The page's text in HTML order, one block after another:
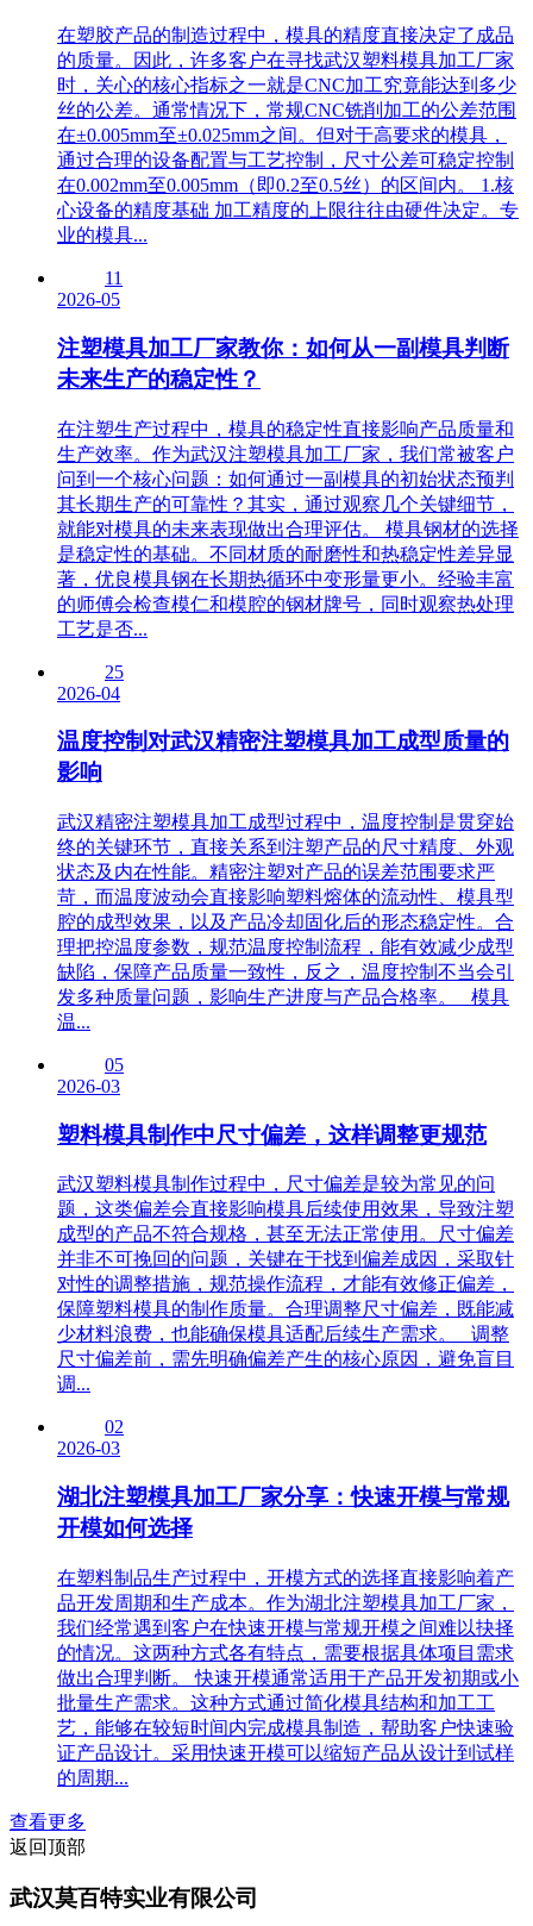
在塑胶产品的制造过程中，模具的精度直接决定了成品
的质量。因此，许多客户在寻找武汉塑料模具加工厂家
时，关心的核心指标之一就是CNC加工究竟能达到多少
丝的公差。通常情况下，常规CNC铣削加工的公差范围
在±0.005mm至±0.025mm之间。但对于高要求的模具，
通过合理的设备配置与工艺控制，尺寸公差可稳定控制
在0.002mm至0.005mm（即0.2至0.5丝）的区间内。 1.核
心设备的精度基础 加工精度的上限往往由硬件决定。专
业的模具...
11
2026-05
注塑模具加工厂家教你：如何从一副模具判断
未来生产的稳定性？
在注塑生产过程中，模具的稳定性直接影响产品质量和
生产效率。作为武汉注塑模具加工厂家，我们常被客户
问到一个核心问题：如何通过一副模具的初始状态预判
其长期生产的可靠性？其实，通过观察几个关键细节，
就能对模具的未来表现做出合理评估。 模具钢材的选择
是稳定性的基础。不同材质的耐磨性和热稳定性差异显
著，优良模具钢在长期热循环中变形量更小。经验丰富
的师傅会检查模仁和模腔的钢材牌号，同时观察热处理
工艺是否...
25
2026-04
温度控制对武汉精密注塑模具加工成型质量的
影响
武汉精密注塑模具加工成型过程中，温度控制是贯穿始
终的关键环节，直接关系到注塑产品的尺寸精度、外观
状态及内在性能。精密注塑对产品的误差范围要求严
苛，而温度波动会直接影响塑料熔体的流动性、模具型
腔的成型效果，以及产品冷却固化后的形态稳定性。合
理把控温度参数，规范温度控制流程，能有效减少成型
缺陷，保障产品质量一致性，反之，温度控制不当会引
发多种质量问题，影响生产进度与产品合格率。 模具
温...
05
2026-03
塑料模具制作中尺寸偏差，这样调整更规范
武汉塑料模具制作过程中，尺寸偏差是较为常见的问
题，这类偏差会直接影响模具后续使用效果，导致注塑
成型的产品不符合规格，甚至无法正常使用。尺寸偏差
并非不可挽回的问题，关键在于找到偏差成因，采取针
对性的调整措施，规范操作流程，才能有效修正偏差，
保障塑料模具的制作质量。合理调整尺寸偏差，既能减
少材料浪费，也能确保模具适配后续生产需求。 调整
尺寸偏差前，需先明确偏差产生的核心原因，避免盲目
调...
02
2026-03
湖北注塑模具加工厂家分享：快速开模与常规
开模如何选择
在塑料制品生产过程中，开模方式的选择直接影响着产
品开发周期和生产成本。作为湖北注塑模具加工厂家，
我们经常遇到客户在快速开模与常规开模之间难以抉择
的情况。这两种方式各有特点，需要根据具体项目需求
做出合理判断。 快速开模通常适用于产品开发初期或小
批量生产需求。这种方式通过简化模具结构和加工工
艺，能够在较短时间内完成模具制造，帮助客户快速验
证产品设计。采用快速开模可以缩短产品从设计到试样
的周期...
查看更多
返回顶部
武汉莫百特实业有限公司